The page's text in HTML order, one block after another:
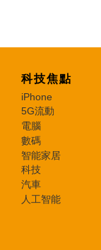
科技焦點
iPhone
5G流動
電腦
數碼
智能家居
科技
汽車
人工智能